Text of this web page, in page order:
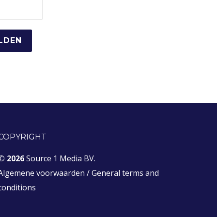
2026Source 1 Media BV.
voorwaarden /General terms and